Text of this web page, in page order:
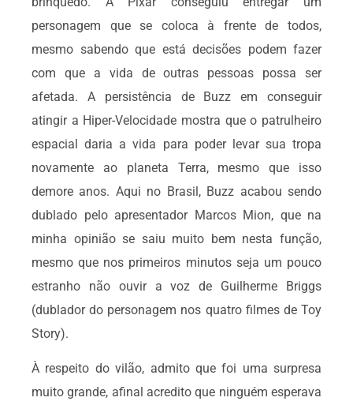
personagem que se coloca à frente de todos,
mesmo sabendo que está decisões podem fazer
com que a vida de outras pessoas possa ser
afetada. A persistência de Buzz em conseguir
atingir a Hiper-Velocidade mostra que o patrulheiro
espacial daria a vida para poder levar sua tropa
novamente ao planeta Terra, mesmo que isso
demore anos. Aqui no Brasil, Buzz acabou sendo
dublado pelo apresentador Marcos Mion, que na
minha opinião se saiu muito bem nesta função,
mesmo que nos primeiros minutos seja um pouco
estranho não ouvir a voz de Guilherme Briggs
(dublador do personagem nos quatro filmes de Toy
Story).
À respeito do vilão, admito que foi uma surpresa
muito grande, afinal acredito que ninguém esperava